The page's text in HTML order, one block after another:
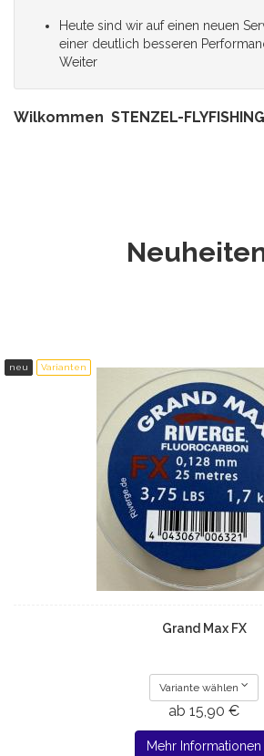
Heute sind wir auf einen neuen
einer deutlich besseren
Weiter
Wilkommen STENZEL-FLYFISHING
neu Varianten
Grand Max FX
Variante wählen
ab 15,90 €
Mehr Informationen